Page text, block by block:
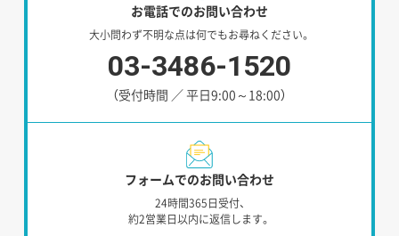
お電話でのお問い合わせ
大小問わず不明な点は何でもお尋ねください。
03-3486-1520
（受付時間 ／ 平日9:00～18:00）
フォームでのお問い合わせ
24時間365日受付、
約2営業日以内に返信します。